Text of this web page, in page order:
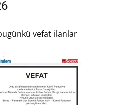
vefat ilanlar